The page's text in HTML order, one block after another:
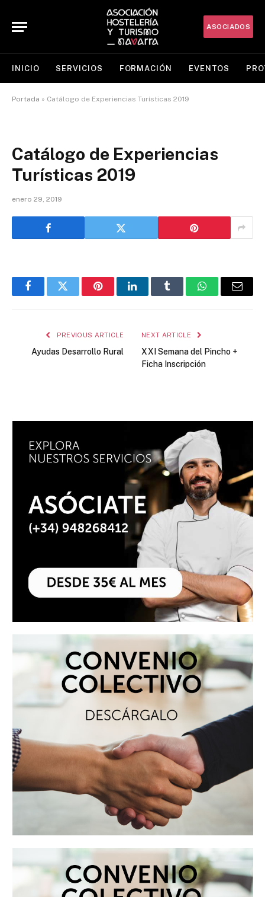
ASOCIADOS
INICIO SERVICIOS FORMACIÓN EVENTOS
Portada » Catálogo de Experiencias Turísticas 2019
Catálogo de Experiencias
Turísticas 2019
enero 29, 2019
FacebookTwitter PinterestLinkedInTumblr WhatsAppEmail
PREVIOUS ARTICLE
Ayudas Desarrollo Rural
NEXT ARTICLE
XXI Semana del Pincho +
Ficha Inscripción